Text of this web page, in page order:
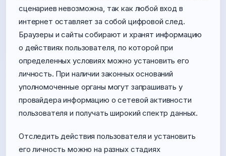
сценариев невозможна, так как любой вход в
интернет оставляет за собой цифровой след.
Браузеры и сайты собирают и хранят информацию
о действиях пользователя, по которой при
определенных условиях можно установить его
личность. При наличии законных оснований
уполномоченные органы могут запрашивать у
провайдера информацию о сетевой активности
пользователя и получать широкий спектр данных.
Отследить действия пользователя и установить
его личность можно на разных стадиях